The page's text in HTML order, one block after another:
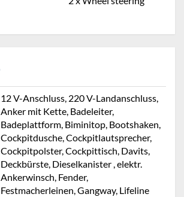
12 V-Anschluss, 220 V-Landanschluss,
Anker mit Kette, Badeleiter,
Badeplattform, Biminitop, Bootshaken,
Cockpitdusche, Cockpitlautsprecher,
Cockpitpolster, Cockpittisch, Davits,
Deckbürste, Dieselkanister , elektr.
Ankerwinsch, Fender,
Festmacherleinen, Gangway, Lifeline